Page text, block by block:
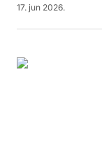
17. jun 2026.